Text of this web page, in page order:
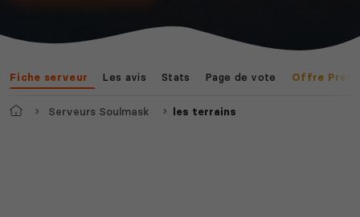
Fiche serveur Les avis Stats Page de vote Offre
AccueilServeurs Soulmask les terrains